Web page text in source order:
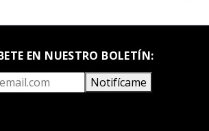
EN NUESTRO BOLETÍN:
Notifícame